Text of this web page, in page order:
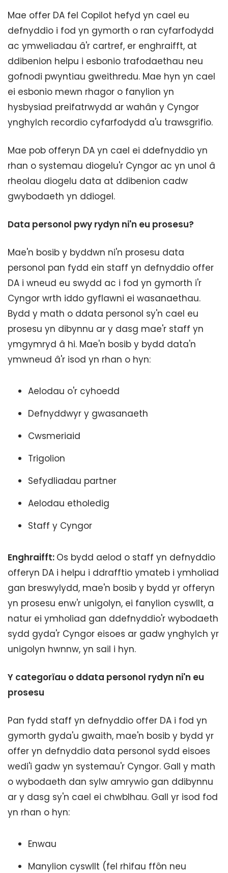
Mae offer DA fel Copilot hefyd yn cael eu
defnyddio i fod yn gymorth o ran cyfarfodydd
ac ymweliadau â'r cartref, er enghraifft, at
ddibenion helpu i esbonio trafodaethau neu
gofnodi pwyntiau gweithredu. Mae hyn yn cael
ei esbonio mewn rhagor o fanylion yn
hysbysiad preifatrwydd ar wahân y Cyngor
ynghylch recordio cyfarfodydd a'u trawsgrifio.
Mae pob offeryn DA yn cael ei ddefnyddio yn
rhan o systemau diogelu'r Cyngor ac yn unol â
rheolau diogelu data at ddibenion cadw
gwybodaeth yn ddiogel.
Data personol pwy rydyn ni'n eu prosesu?
Mae'n bosib y byddwn ni'n prosesu data
personol pan fydd ein staff yn defnyddio offer
DA i wneud eu swydd ac i fod yn gymorth i'r
Cyngor wrth iddo gyflawni ei wasanaethau.
Bydd y math o ddata personol sy'n cael eu
prosesu yn dibynnu ar y dasg mae'r staff yn
ymgymryd â hi. Mae'n bosib y bydd data'n
ymwneud â'r isod yn rhan o hyn:
Aelodau o'r cyhoedd
Defnyddwyr y gwasanaeth
Cwsmeriaid
Trigolion
Sefydliadau partner
Aelodau etholedig
Staff y Cyngor
Enghraifft: Os bydd aelod o staff yn defnyddio
offeryn DA i helpu i ddrafftio ymateb i ymholiad
gan breswylydd, mae'n bosib y bydd yr offeryn
yn prosesu enw'r unigolyn, ei fanylion cyswllt, a
natur ei ymholiad gan ddefnyddio'r wybodaeth
sydd gyda'r Cyngor eisoes ar gadw ynghylch yr
unigolyn hwnnw, yn sail i hyn.
Y categorïau o ddata personol rydyn ni'n eu
prosesu
Pan fydd staff yn defnyddio offer DA i fod yn
gymorth gyda'u gwaith, mae'n bosib y bydd yr
offer yn defnyddio data personol sydd eisoes
wedi'i gadw yn systemau'r Cyngor. Gall y math
o wybodaeth dan sylw amrywio gan ddibynnu
ar y dasg sy'n cael ei chwblhau. Gall yr isod fod
yn rhan o hyn:
Enwau
Manylion cyswllt (fel rhifau ffôn neu